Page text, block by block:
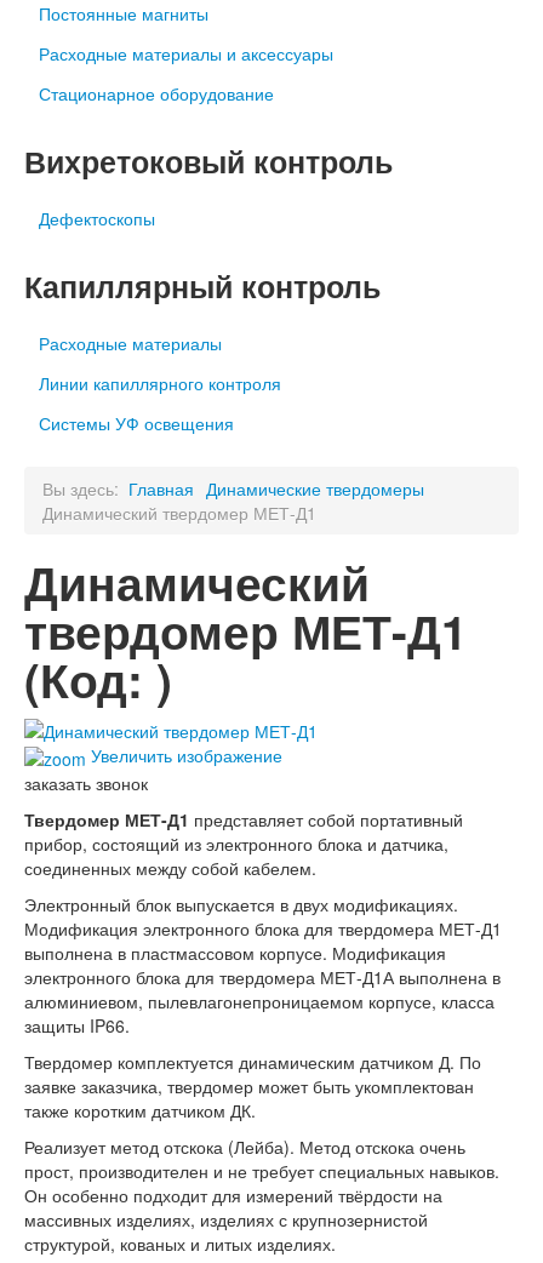
Постоянные магниты
Расходные материалы и аксессуары
Стационарное оборудование
Вихретоковый контроль
Дефектоскопы
Капиллярный контроль
Расходные материалы
Линии капиллярного контроля
Системы УФ освещения
Вы здесь: Главная Динамические твердомеры
Динамический твердомер МЕТ-Д1
Динамический
твердомер МЕТ-Д1
(Код:)
Увеличить изображение
заказать звонок
Твердомер МЕТ-Д1 представляет собой портативный
прибор, состоящий из электронного блока и датчика,
соединенных между собой кабелем.
Электронный блок выпускается в двух модификациях.
Модификация электронного блока для твердомера МЕТ-Д1
выполнена в пластмассовом корпусе. Модификация
электронного блока для твердомера МЕТ-Д1А выполнена в
алюминиевом, пылевлагонепроницаемом корпусе, класса
защиты IP66.
Твердомер комплектуется динамическим датчиком Д. По
заявке заказчика, твердомер может быть укомплектован
также коротким датчиком ДК.
Реализует метод отскока (Лейба). Метод отскока очень
прост, производителен и не требует специальных навыков.
Он особенно подходит для измерений твёрдости на
массивных изделиях, изделиях с крупнозернистой
структурой, кованых и литых изделиях.